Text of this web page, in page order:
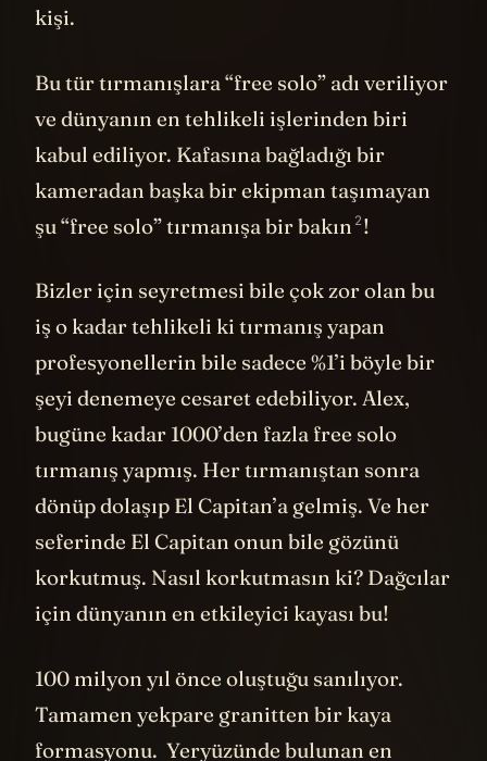
kişi.
Bu tür tırmanışlara “free solo” adı veriliyor
ve dünyanın en tehlikeli işlerinden biri
kabul ediliyor. Kafasına bağladığı bir
kameradan başka bir ekipman taşımayan
şu “free solo” tırmanışa bir bakın 2!
Bizler için seyretmesi bile çok zor olan bu
iş o kadar tehlikeli ki tırmanış yapan
profesyonellerin bile sadece %1’i böyle bir
şeyi denemeye cesaret edebiliyor. Alex,
bugüne kadar 1000’den fazla free solo
tırmanış yapmış. Her tırmanıştan sonra
dönüp dolaşıp El Capitan’a gelmiş. Ve her
seferinde El Capitan onun bile gözünü
korkutmuş. Nasıl korkutmasın ki? Dağcılar
için dünyanın en etkileyici kayası bu!
100 milyon yıl önce oluştuğu sanılıyor.
Tamamen yekpare granitten bir kaya
formasyonu. Yeryüzünde bulunan en